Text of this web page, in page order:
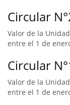
Circular
Valor de la
entre el 1 de
Circular
Valor de la
entre el 1 de